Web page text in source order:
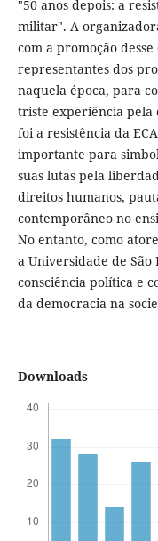
"50 anos depois: a
militar". A
com a promoção
representantes dos
naquela época, para
triste experiência pela
foi a resistência da
importante para
suas lutas pela
direitos humanos,
contemporâneo no
No entanto, como
a Universidade de
consciência política e
da democracia na
Downloads